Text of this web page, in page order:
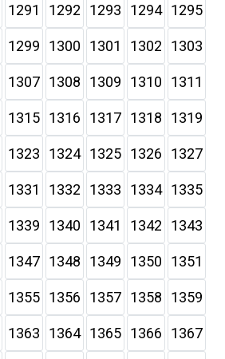
1291 1292 1293 1294 1295
1299 1300 1301 1302 1303
1307 1308 1309 1310 1311
1315 1316 1317 1318 1319
1323 1324 1325 1326 1327
1331 1332 1333 1334 1335
1339 1340 1341 1342 1343
1347 1348 1349 1350 1351
1355 1356 1357 1358 1359
1363 1364 1365 1366 1367